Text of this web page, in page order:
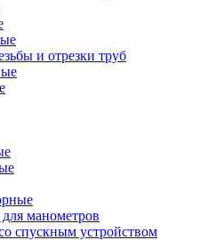
и отрезки труб
манометров
спускным устройством